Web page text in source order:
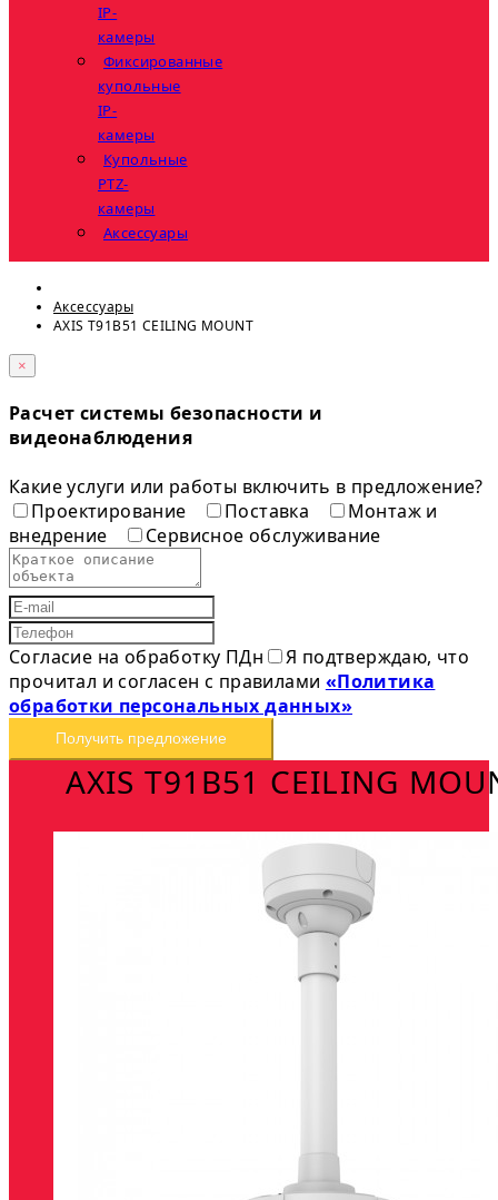
IP-
камеры
Фиксированные
купольные
IP-
камеры
Купольные
PTZ-
камеры
Аксессуары
Аксессуары
AXIS T91B51 CEILING MOUNT
×
Расчет системы безопасности и
видеонаблюдения
Какие услуги или работы включить в предложение?
Проектирование
Поставка
Монтаж и
внедрение
Сервисное обслуживание
Согласие на обработку ПДн
Я подтверждаю, что
прочитал и согласен с правилами «Политика
обработки персональных данных»
Получить предложение
AXIS T91B51 CEILING